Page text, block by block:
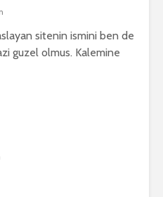
sitenin ismini ben de
guzel olmus. Kalemine